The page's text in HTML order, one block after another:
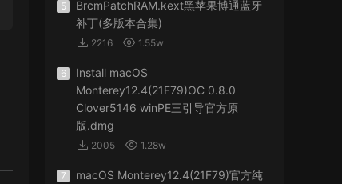
5
BrcmPatchRAM.kext黑苹果博通蓝牙
补丁(多版本合集)
2216 1.55w
6
Install macOS
Monterey12.4(21F79)OC 0.8.0
Clover5146 winPE三引导官方原
版.dmg
2005 1.28w
7
macOS Monterey12.4(21F79)官方纯